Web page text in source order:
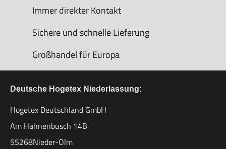
Immer direkter Kontakt
Sichere und schnelle Lieferung
Großhandel für Europa
Deutsche Hogetex Niederlassung:
Hogetex Deutschland GmbH
Am Hahnenbusch 14B
55268Nieder-Olm